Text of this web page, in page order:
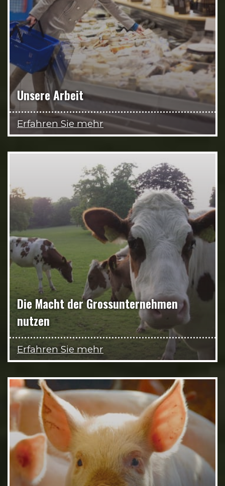
Unsere Arbeit
Erfahren Sie mehr
Die Macht der Grossunternehmen
nutzen
Erfahren Sie mehr